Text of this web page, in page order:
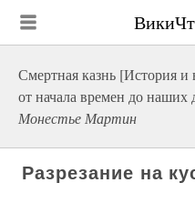
Смертная казнь [История
от начала времен до наших
Монестье Мартин
Разрезание на